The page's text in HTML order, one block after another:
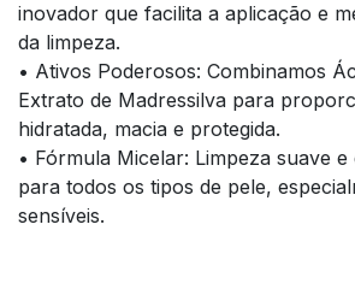
inovador que facilita a aplicação e
da limpeza.
• Ativos Poderosos: Combinamos
Extrato de Madressilva para
hidratada, macia e protegida.
• Fórmula Micelar: Limpeza suave e
para todos os tipos de pele,
sensíveis.